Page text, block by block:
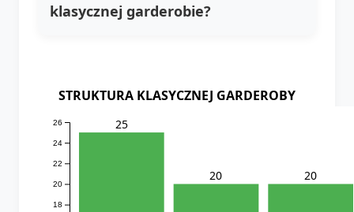
klasycznej garderobie?
STRUKTURA KLASYCZNEJ GARDEROBY
18
20
22
24
26 25
20 20